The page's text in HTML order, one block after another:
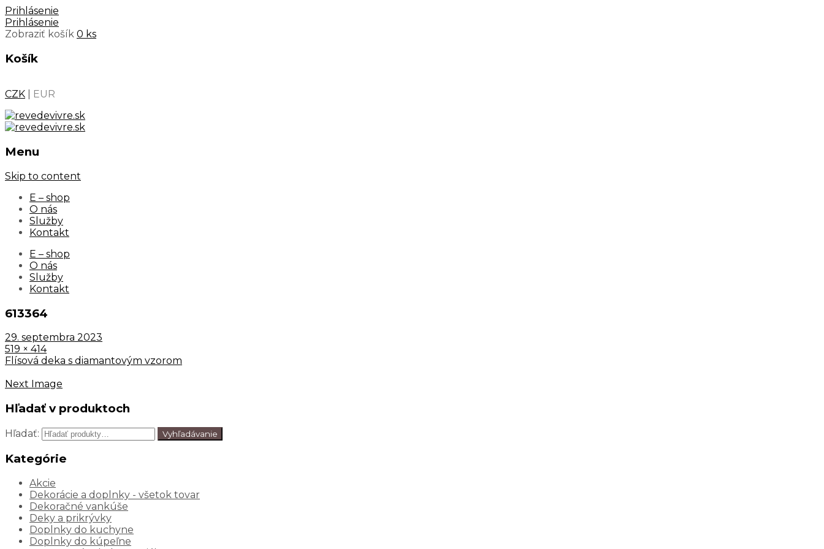
Prihlásenie
Prihlásenie
Zobraziť košík 0 ks
Košík
CZK EUR
Menu
Skip to content
E – shop
O nás
Služby
Kontakt
E – shop
O nás
Služby
Kontakt
613364
29. septembra 2023
519 × 414
Flísová deka s diamantovým vzorom
Next Image
Hľadať v produktoch
Hľadať: Vyhľadávanie
Kategórie
Akcie
Dekorácie a doplnky - všetok tovar
Dekoračné vankúše
Deky a prikrývky
Doplnky do kuchyne
Doplnky do kúpeľne